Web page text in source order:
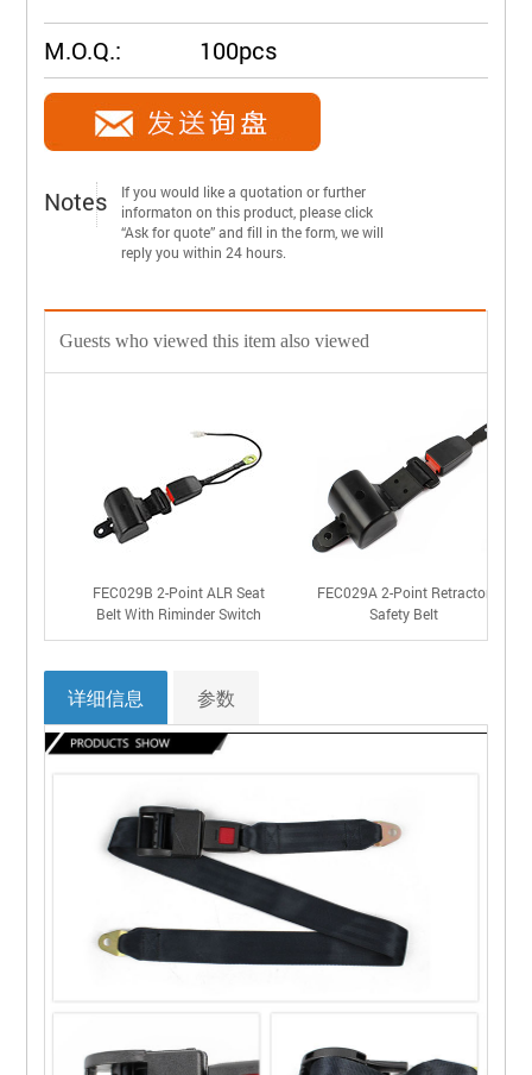
M.O.Q.: 100pcs
Notes
If you would like a quotation or further
informaton on this product, please click
“Ask for quote” and fill in the form, we will
reply you within 24 hours.
Guests who viewed this item also viewed
FEC029B 2-Point ALR Seat
Belt With Riminder Switch
FEC029A 2-Point Retractor
Safety Belt
详细信息 参数